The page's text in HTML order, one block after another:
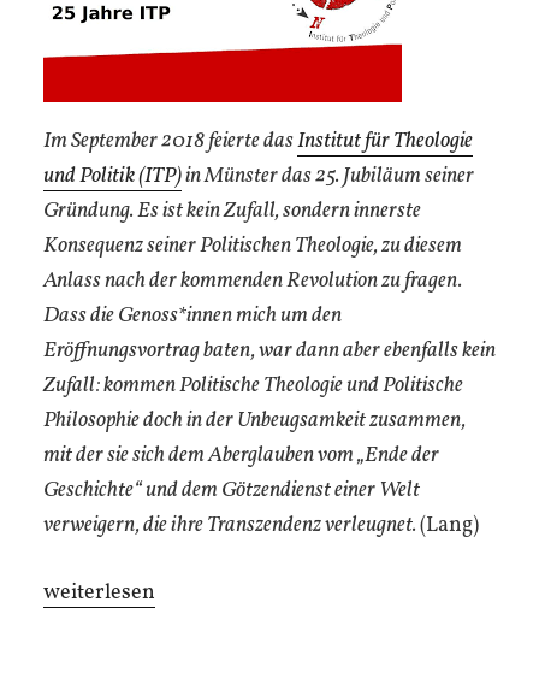
Im September 2018 feierte dasInstitut für Theologie
und Politik (ITP)in Münster das 25. Jubiläum seiner
Gründung. Es ist kein Zufall, sondern innerste
Konsequenz seiner Politischen Theologie, zu diesem
Anlass nach der kommenden Revolution zu fragen.
Dass die Genoss*innen mich um den
Eröffnungsvortrag baten, war dann aber ebenfalls kein
Zufall: kommen Politische Theologie und Politische
Philosophie doch in der Unbeugsamkeit zusammen,
mit der sie sich dem Aberglauben vom „Ende der
Geschichte“ und dem Götzendienst einer Welt
verweigern, die ihre Transzendenz verleugnet.(Lang)
„Für
weiterlesen